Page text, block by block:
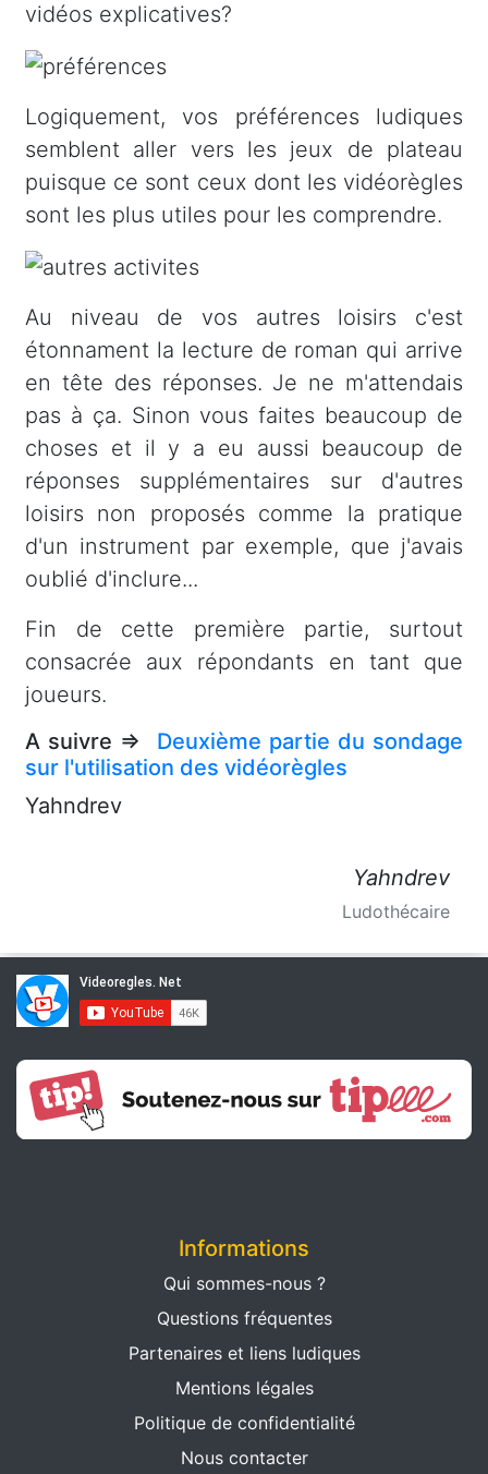
vidéos explicatives?
Logiquement, vos préférences ludiques
semblent aller vers les jeux de plateau
puisque ce sont ceux dont les vidéorègles
sont les plus utiles pour les comprendre.
Au niveau de vos autres loisirs c'est
étonnament la lecture de roman qui arrive
en tête des réponses. Je ne m'attendais
pas à ça. Sinon vous faites beaucoup de
choses et il y a eu aussi beaucoup de
réponses supplémentaires sur d'autres
loisirs non proposés comme la pratique
d'un instrument par exemple, que j'avais
oublié d'inclure...
Fin de cette première partie, surtout
consacrée aux répondants en tant que
joueurs.
A suivre => Deuxième partie du sondage
sur l'utilisation des vidéorègles
Yahndrev
Yahndrev
Ludothécaire
Informations
Qui sommes-nous ?
Questions fréquentes
Partenaires et liens ludiques
Mentions légales
Politique de confidentialité
Nous contacter